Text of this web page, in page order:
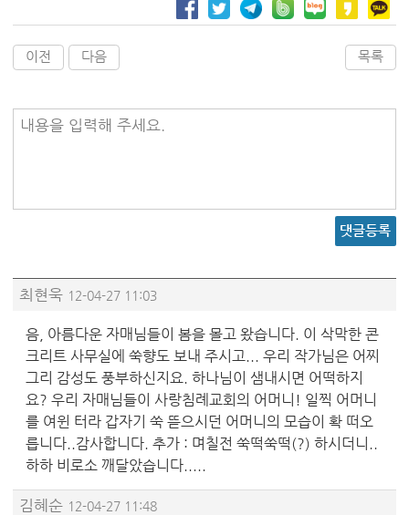
이전 다음 목록
내용을 입력해 주세요.
댓글등록
최현욱 12-04-27 11:03
음, 아름다운 자매님들이 봄을 몰고 왔습니다. 이 삭막한 콘
크리트 사무실에 쑥향도 보내 주시고... 우리 작가님은 어찌
그리 감성도 풍부하신지요. 하나님이 샘내시면 어떡하지
요? 우리 자매님들이 사랑침례교회의 어머니! 일찍 어머니
를 여윈 터라 갑자기 쑥 뜯으시던 어머니의 모습이 확 떠오
릅니다..감사합니다. 추가 : 며칠전 쑥떡쑥떡(?) 하시더니..
하하 비로소 깨달았습니다.....
김혜순 12-04-27 11:48